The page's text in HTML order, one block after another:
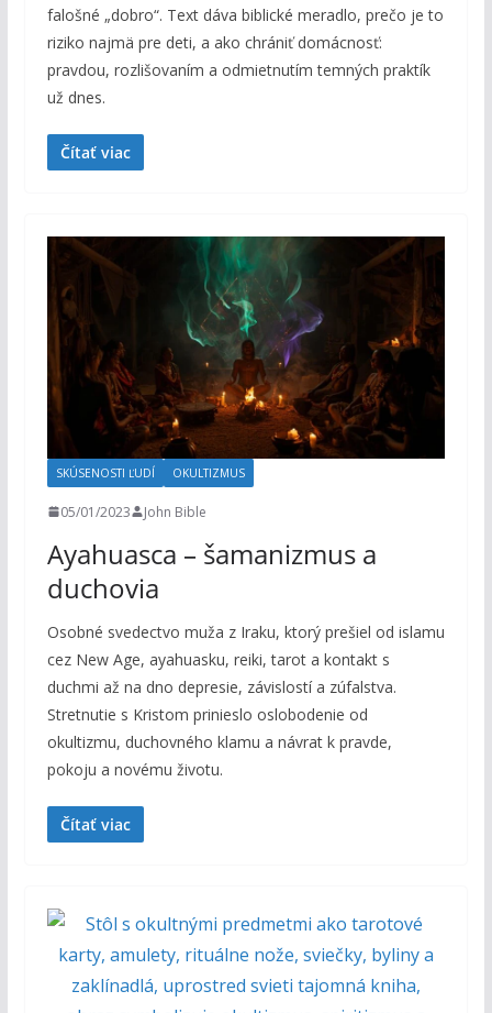
falošné „dobro“. Text dáva biblické meradlo, prečo je to
riziko najmä pre deti, a ako chrániť domácnosť:
pravdou, rozlišovaním a odmietnutím temných praktík
už dnes.
Čítať viac
SKÚSENOSTI ĽUDÍ OKULTIZMUS
05/01/2023 John Bible
Ayahuasca – šamanizmus a
duchovia
Osobné svedectvo muža z Iraku, ktorý prešiel od islamu
cez New Age, ayahuasku, reiki, tarot a kontakt s
duchmi až na dno depresie, závislostí a zúfalstva.
Stretnutie s Kristom prinieslo oslobodenie od
okultizmu, duchovného klamu a návrat k pravde,
pokoju a novému životu.
Čítať viac